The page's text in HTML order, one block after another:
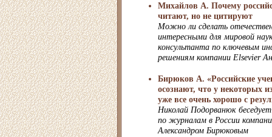
Михайлов А. Почему
читают, но не цитируют
Можно ли сделать
интересными для мировой
консультанта по ключевым
решениям компании Elsevier
Бирюков А. «Российские
осознают, что у некоторых
уже все очень хорошо с
Николай Подорванюк
по журналам в России
Александром Бирюковым